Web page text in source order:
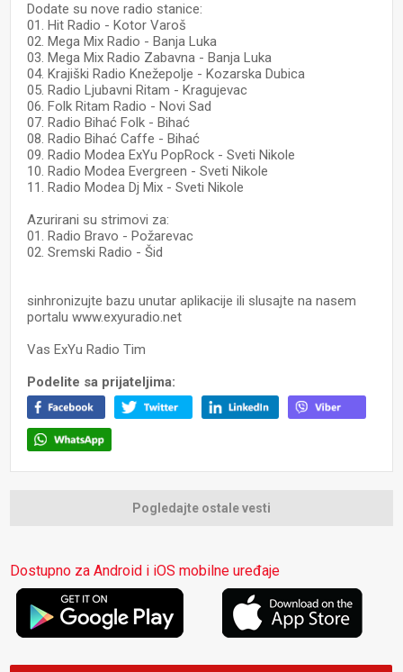
Dodate su nove radio stanice:
01. Hit Radio - Kotor Varoš
02. Mega Mix Radio - Banja Luka
03. Mega Mix Radio Zabavna - Banja Luka
04. Krajiški Radio Knežepolje - Kozarska Dubica
05. Radio Ljubavni Ritam - Kragujevac
06. Folk Ritam Radio - Novi Sad
07. Radio Bihać Folk - Bihać
08. Radio Bihać Caffe - Bihać
09. Radio Modea ExYu PopRock - Sveti Nikole
10. Radio Modea Evergreen - Sveti Nikole
11. Radio Modea Dj Mix - Sveti Nikole
Azurirani su strimovi za:
01. Radio Bravo - Požarevac
02. Sremski Radio - Šid
sinhronizujte bazu unutar aplikacije ili slusajte na nasem
portalu www.exyuradio.net
Vas ExYu Radio Tim
Podelite sa prijateljima:
Pogledajte ostale vesti
Dostupno za Android i iOS mobilne uređaje